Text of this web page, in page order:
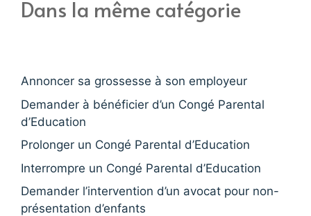
Dans la même catégorie
Annoncer sa grossesse à son employeur
Demander à bénéficier d’un Congé Parental
d’Education
Prolonger un Congé Parental d’Education
Interrompre un Congé Parental d’Education
Demander l’intervention d’un avocat pour non-
présentation d’enfants